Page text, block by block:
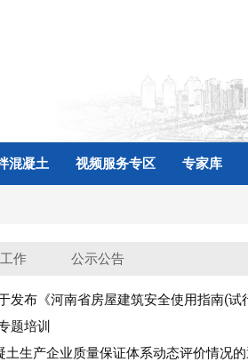
混凝土 视频服务专区 专家库
作 公示公告
发布《河南省房屋建筑安全使用指南(试
题培训
土生产企业质量保证体系动态评价情况